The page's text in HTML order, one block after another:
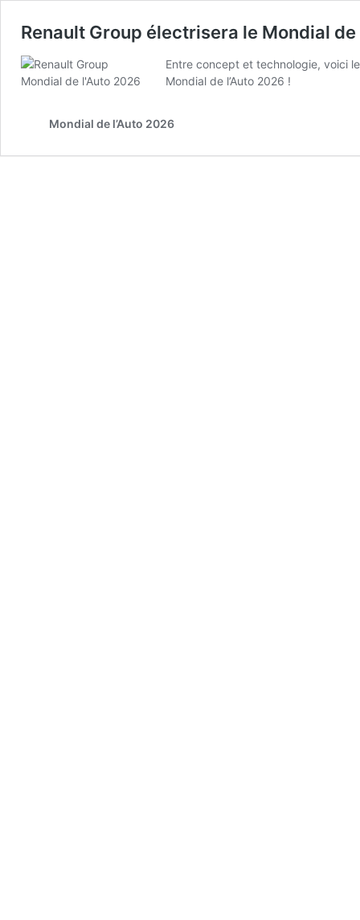
Renault Group électrisera le Mondial de
Entre concept et technologie, voici
Mondial de l’Auto 2026 !
Mondial de l’Auto 2026